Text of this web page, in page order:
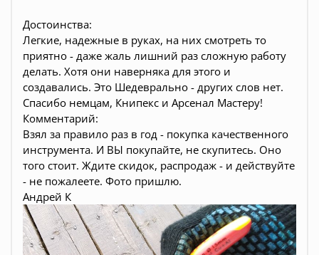
Достоинства:
Легкие, надежные в руках, на них смотреть то
приятно - даже жаль лишний раз сложную работу
делать. Хотя они наверняка для этого и
создавались. Это Шедеврально - других слов нет.
Спасибо немцам, Книпекс и Арсенал Мастеру!
Комментарий:
Взял за правило раз в год - покупка качественного
инструмента. И ВЫ покупайте, не скупитесь. Оно
того стоит. Ждите скидок, распродаж - и действуйте
- не пожалеете. Фото пришлю.
Андрей К